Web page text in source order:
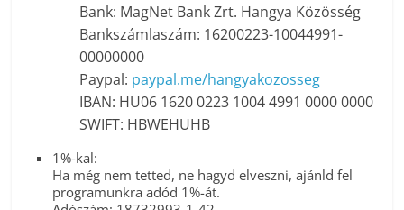
Bank: MagNet Bank Zrt. Hangya Közösség
Bankszámlaszám: 16200223-10044991-
00000000
Paypal: paypal.me/hangyakozosseg
IBAN: HU06 1620 0223 1004 4991 0000 0000
SWIFT: HBWEHUHB
1%-kal:
Ha még nem tetted, ne hagyd elveszni, ajánld fel
programunkra adód 1%-át.